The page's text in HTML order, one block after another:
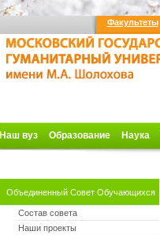
Факультеты
Наш вуз Образование Наука
Объединенный Совет Обучающихся
Состав совета
Наши проекты